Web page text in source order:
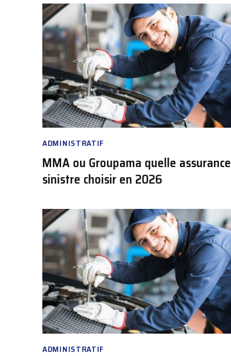
ADMINISTRATIF
MMA ou Groupama quelle assurance
sinistre choisir en 2026
ADMINISTRATIF